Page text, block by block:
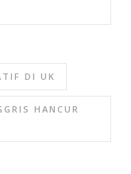
DI UK
HANCUR